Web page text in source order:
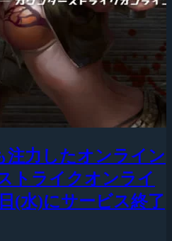
注力したオンライン
トライクオンライ
(水)にサービス終了